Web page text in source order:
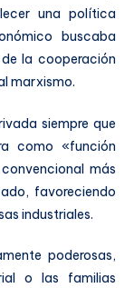
una política
buscaba
la cooperación
marxismo​.
siempre que
como «función
más
favoreciendo
industriales.
poderosas,
o las familias